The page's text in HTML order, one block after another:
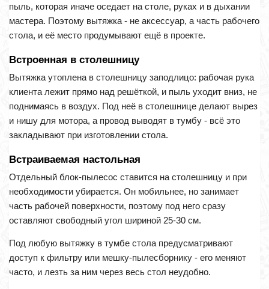
пыль, которая иначе оседает на столе, руках и в дыхании
мастера. Поэтому вытяжка - не аксессуар, а часть рабочего
стола, и её место продумывают ещё в проекте.
Встроенная в столешницу
Вытяжка утоплена в столешницу заподлицо: рабочая рука
клиента лежит прямо над решёткой, и пыль уходит вниз, не
поднимаясь в воздух. Под неё в столешнице делают вырез
и нишу для мотора, а провод выводят в тумбу - всё это
закладывают при изготовлении стола.
Встраиваемая настольная
Отдельный блок-пылесос ставится на столешницу и при
необходимости убирается. Он мобильнее, но занимает
часть рабочей поверхности, поэтому под него сразу
оставляют свободный угол шириной 25-30 см.
Под любую вытяжку в тумбе стола предусматривают
доступ к фильтру или мешку-пылесборнику - его меняют
часто, и лезть за ним через весь стол неудобно.